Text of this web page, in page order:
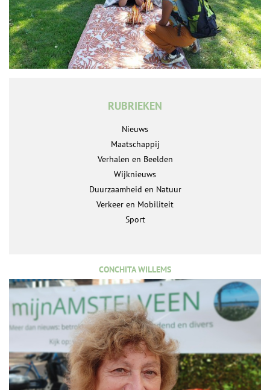
RUBRIEKEN
Nieuws
Maatschappij
Verhalen en Beelden
Wijknieuws
Duurzaamheid en Natuur
Verkeer en Mobiliteit
Sport
CONCHITA WILLEMS